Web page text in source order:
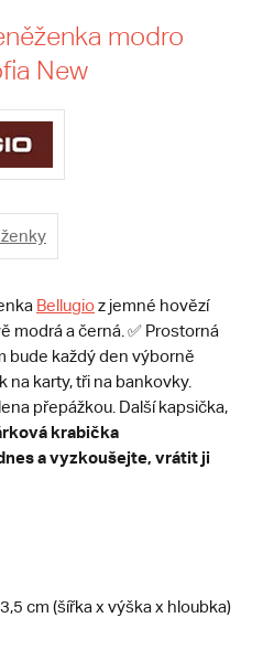
modro
New
Bellugioz jemné hovězí
modrá a černá. ✅ Prostorná
bude každý den výborně
na karty, tři na bankovky.
přepážkou. Další kapsička,
krabička
a vyzkoušejte, vrátit ji
cm (šířka x výška x hloubka)